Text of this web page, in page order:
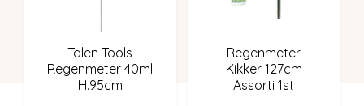
Talen Tools
Regenmeter 40ml
H.95cm
Regenmeter
Kikker 127cm
Assorti 1st